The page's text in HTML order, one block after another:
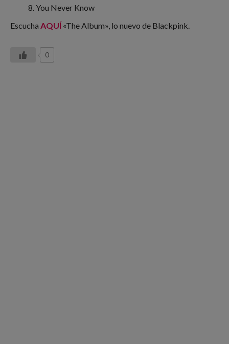
You Never Know
Escucha AQUÍ«The Album», lo nuevo de Blackpink.
0